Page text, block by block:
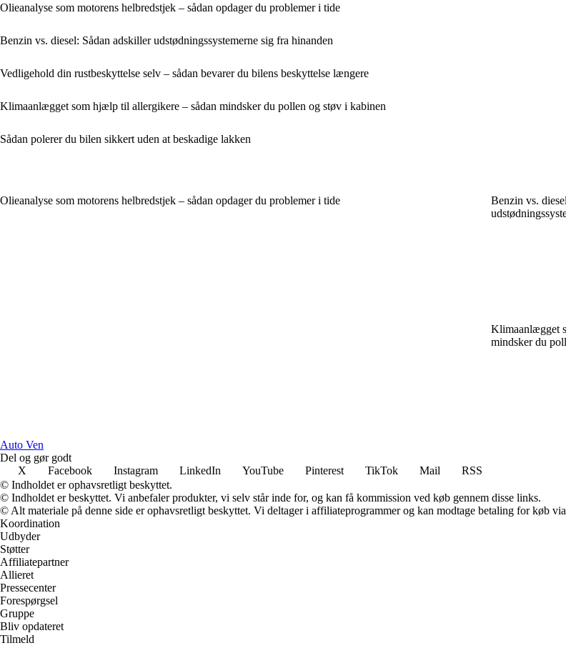
Olieanalyse som motorens helbredstjek – sådan opdager du problemer i tide
Benzin vs. diesel: Sådan adskiller udstødningssystemerne sig fra hinanden
Vedligehold din rustbeskyttelse selv – sådan bevarer du bilens beskyttelse længere
Klimaanlægget som hjælp til allergikere – sådan mindsker du pollen og støv i kabinen
Sådan polerer du bilen sikkert uden at beskadige lakken
Olieanalyse som motorens helbredstjek – sådan opdager du problemer i tide
Benzin vs.
Klimaanlægget
mindsker du
Auto Ven
Del og gør godt
X
Facebook Instagram LinkedIn YouTube Pinterest TikTok Mail
RSS
© Indholdet er ophavsretligt beskyttet.
© Indholdet er beskyttet. Vi anbefaler produkter, vi selv står inde for, og kan få kommission ved køb gennem disse links.
© Alt materiale på denne side er ophavsretligt beskyttet. Vi deltager i affiliateprogrammer og kan modtage betaling for køb
Koordination
Udbyder
Støtter
Affiliatepartner
Allieret
Pressecenter
Forespørgsel
Gruppe
Bliv opdateret
Tilmeld